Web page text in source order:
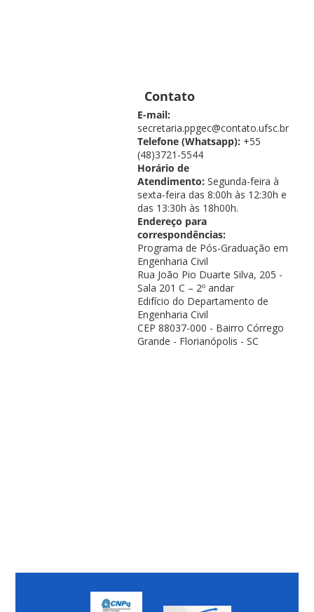
Contato
E-mail:
secretaria.ppgec@contato.ufsc.br
Telefone (Whatsapp): +55
(48)3721-5544
Horário de
Atendimento: Segunda-feira à
sexta-feira das 8:00h às 12:30h e
das 13:30h às 18h00h.
Endereço para
correspondências:
Programa de Pós-Graduação em
Engenharia Civil
Rua João Pio Duarte Silva, 205 -
Sala 201 C – 2º andar
Edifício do Departamento de
Engenharia Civil
CEP 88037-000 - Bairro Córrego
Grande - Florianópolis - SC